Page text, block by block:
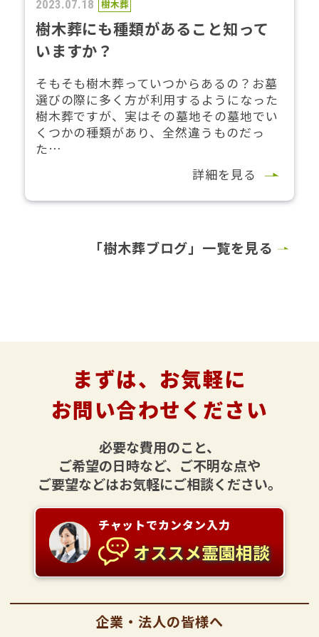
2023.07.18 樹木葬
樹木葬にも種類があること知って
いますか？
そもそも樹木葬っていつからあるの？お墓
選びの際に多く方が利用するようになった
樹木葬ですが、実はその墓地その墓地でい
くつかの種類があり、全然違うものだっ
た…
詳細を見る
「樹木葬ブログ」一覧を見る
まずは、お気軽に
お問い合わせください
必要な費用のこと、
ご希望の日時など、ご不明な点や
ご要望などはお気軽にご相談ください。
チャットでカンタン入力
オススメ霊園相談
企業・法人の皆様へ